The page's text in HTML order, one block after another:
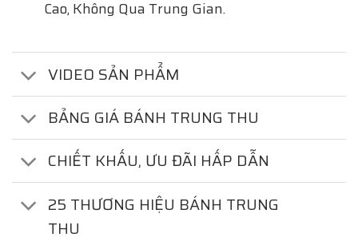
Cao, Không Qua Trung Gian.
VIDEO SẢN PHẨM
BẢNG GIÁ BÁNH TRUNG THU
CHIẾT KHẤU, ƯU ĐÃI HẤP DẪN
25 THƯƠNG HIỆU BÁNH TRUNG
THU